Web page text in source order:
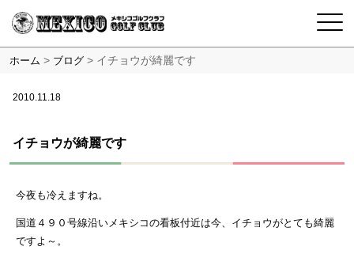
ホーム > ブログ > イチョウが綺麗です
2010.11.18
イチョウが綺麗です
今夜も冷えますね。
国道４９０号線沿いメキシコの看板付近は今、イチョウがとても綺麗
ですよ～。